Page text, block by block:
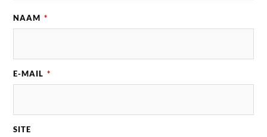
NAAM *
E-MAIL *
SITE